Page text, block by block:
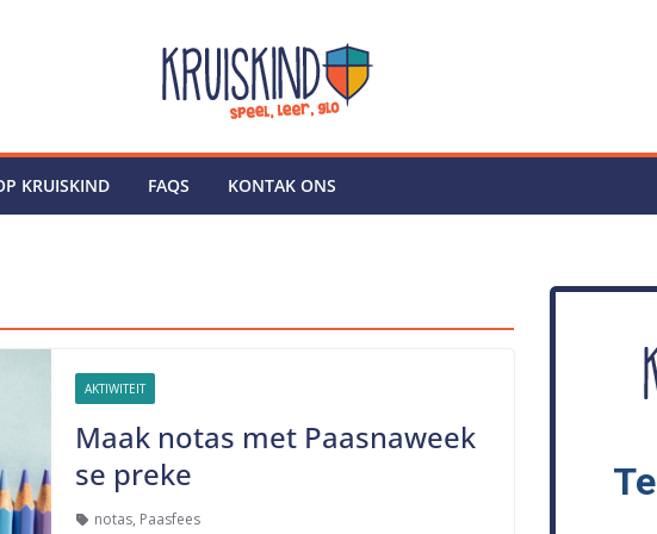
KRUISKIND FAQS KONTAK ONS
AKTIWITEIT
Maak notas met Paasnaweek
se preke
notas, Paasfees